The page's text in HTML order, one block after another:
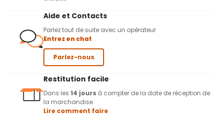
Aide et Contacts
Parlez tout de suite avec un opérateur
Entrez en chat
Parlez-nous
Restitution facile
Dans les 14 jours à compter de la date de réception de
la marchandise.
Lire comment faire